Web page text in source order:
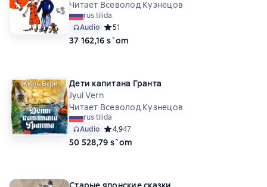
Николай Матьяш Виктор Васнецов Говард Р. Гарис
Читает Всеволод Кузнецов
rus tilida
Audio Средний рейтинг 5 на основе 1 оценок
51
37 162,16 s`om
Дети капитана Гранта
Jyul Vern
Читает Всеволод Кузнецов
rus tilida
Audio Средний рейтинг 4,9 на основе 47 оценок
4,947
50 528,79 s`om